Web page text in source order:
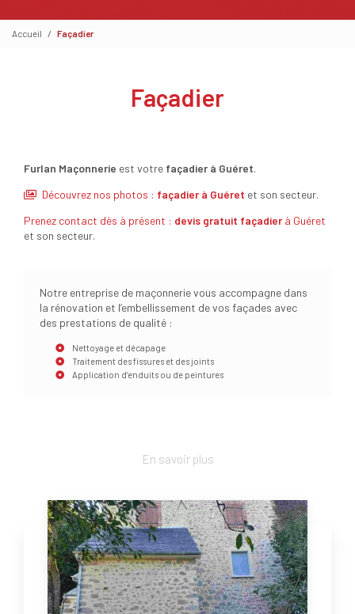
Accueil Façadier
Façadier
Furlan Maçonnerie est votre façadier à Guéret.
Découvrez nos photos : façadierà Guéret et son secteur.
Prenez contact dès à présent : devis gratuit façadierà Guéret
et son secteur.
Notre entreprise de maçonnerie vous accompagne dans
la rénovation et l’embellissement de vos façades avec
des prestations de qualité :
Nettoyage et décapage
Traitement des fissures et des joints
Application d’enduits ou de peintures
En savoir plus